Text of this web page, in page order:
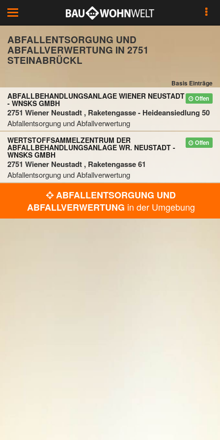
Toggle
navigation
ABFALLENTSORGUNG UND
ABFALLVERWERTUNG IN 2751
STEINABRÜCKL
Basis Einträge
Offen
ABFALLBEHANDLUNGSANLAGE WIENER NEUSTADT
- WNSKS GMBH
2751 Wiener Neustadt , Raketengasse - Heideansiedlung 50
Abfallentsorgung und Abfallverwertung
Offen
WERTSTOFFSAMMELZENTRUM DER
ABFALLBEHANDLUNGSANLAGE WR. NEUSTADT -
WNSKS GMBH
2751 Wiener Neustadt , Raketengasse 61
Abfallentsorgung und Abfallverwertung
ABFALLENTSORGUNG UND
ABFALLVERWERTUNG in der Umgebung